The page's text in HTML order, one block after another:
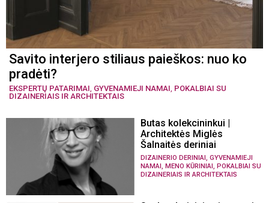
Savito interjero stiliaus paieškos: nuo ko
pradėti?
EKSPERTŲ PATARIMAI, GYVENAMIEJI NAMAI, POKALBIAI SU
DIZAINERIAIS IR ARCHITEKTAIS
Butas kolekcininkui |
Architektės Miglės
Šalnaitės deriniai
DIZAINERIO DERINIAI , GYVENAMIEJI
NAMAI , MENO KŪRINIAI , POKALBIAI SU
DIZAINERIAIS IR ARCHITEKTAIS